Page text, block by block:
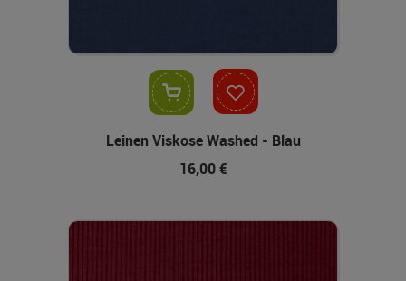
Leinen Viskose Washed - Blau
16,00 €